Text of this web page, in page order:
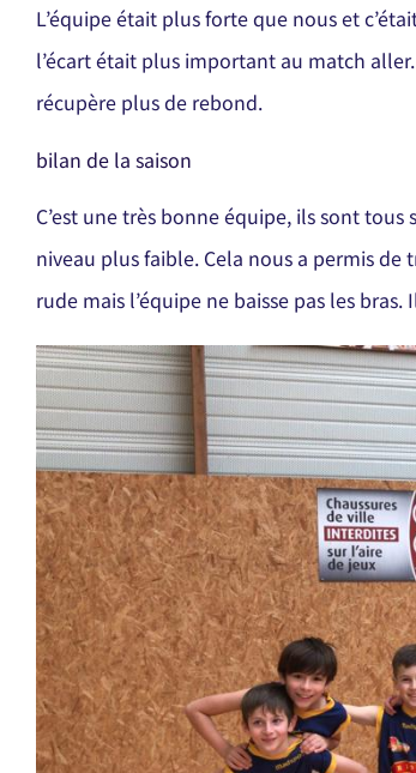
L’équipe était plus forte que nous et
l’écart était plus important au match
récupère plus de rebond.
bilan de la saison
C’est une très bonne équipe, ils sont
niveau plus faible. Cela nous a permis
rude mais l’équipe ne baisse pas les